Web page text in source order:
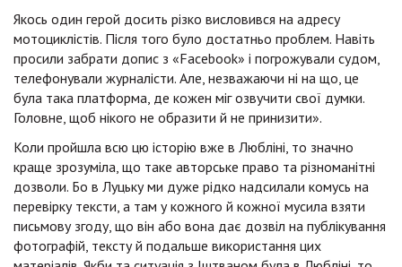
Якось один герой досить різко висловився на адресу
мотоциклістів. Після того було достатньо проблем. Навіть
просили забрати допис з «Facebook» і погрожували судом,
телефонували журналісти. Але, незважаючи ні на що, це
була така платформа, де кожен міг озвучити свої думки.
Головне, щоб нікого не образити й не принизити».
Коли пройшла всю цю історію вже в Любліні, то значно
краще зрозуміла, що таке авторське право та різноманітні
дозволи. Бо в Луцьку ми дуже рідко надсилали комусь на
перевірку тексти, а там у кожного й кожної мусила взяти
письмову згоду, що він або вона дає дозвіл на публікування
фотографій, тексту й подальше використання цих